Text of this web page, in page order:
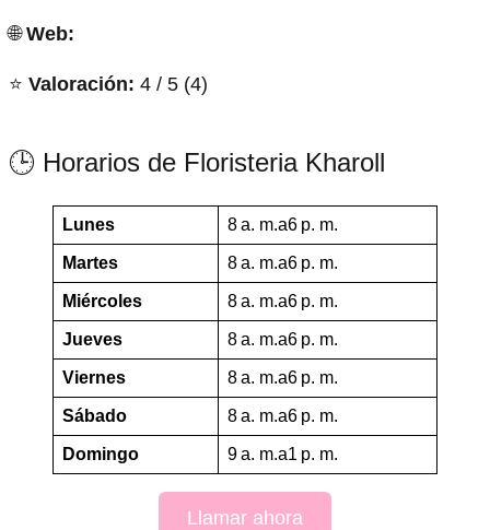
🌐Web:
⭐ Valoración: 4 / 5 (4)
🕒 Horarios de Floristeria Kharoll
Lunes 8 a. m.a6 p. m.
Martes 8 a. m.a6 p. m.
Miércoles 8 a. m.a6 p. m.
Jueves 8 a. m.a6 p. m.
Viernes 8 a. m.a6 p. m.
Sábado 8 a. m.a6 p. m.
Domingo 9 a. m.a1 p. m.
Llamar ahora